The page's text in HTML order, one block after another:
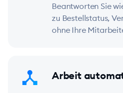
Beantworten Sie
zu Bestellstatus,
ohne Ihre
Arbeit